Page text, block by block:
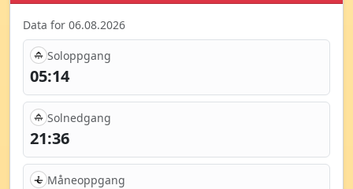
Data for 06.08.2026
Soloppgang
05:14
Solnedgang
21:36
Måneoppgang